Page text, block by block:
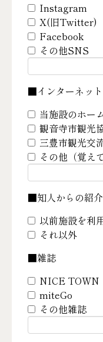
Instagram
X(旧Twitter)
Facebook
その他SNS
■インターネッ
当施設のホー
観音寺市観光
三豊市観光交
その他（覚え
■知人からの紹介
以前施設を利
それ以外
■雑誌
NICE TOWN
miteGo
その他雑誌